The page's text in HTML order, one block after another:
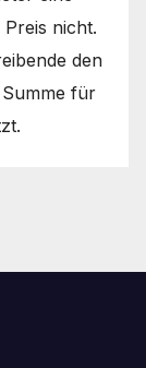
nicht.
den
für